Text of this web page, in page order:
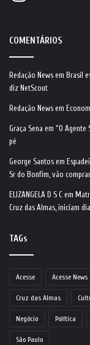
COMENTÁRIOS
Redação News em Brasil
diz NetScout
Redação News em
Graça Sena em “O Agente
pé
George Santos em
Sr do Bonfim, vão
ELIZANGELA D S C em
Cruz das Almas, iniciam
TAGs
Acesse Acesse News
Cruz das Almas
Negócio Política
São Paulo